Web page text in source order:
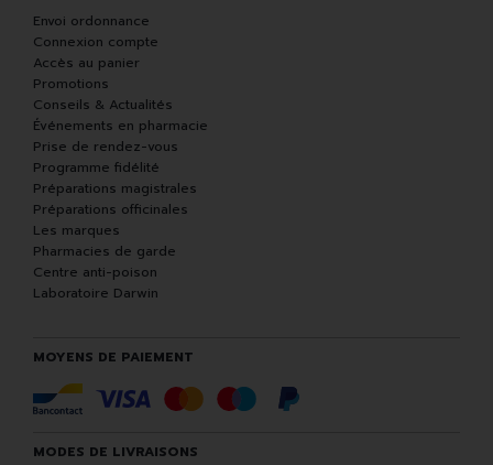
Envoi ordonnance
Connexion compte
Accès au panier
Promotions
Conseils & Actualités
Événements en pharmacie
Prise de rendez-vous
Programme fidélité
Préparations magistrales
Préparations officinales
Les marques
Pharmacies de garde
Centre anti-poison
Laboratoire Darwin
MOYENS DE PAIEMENT
MODES DE LIVRAISONS